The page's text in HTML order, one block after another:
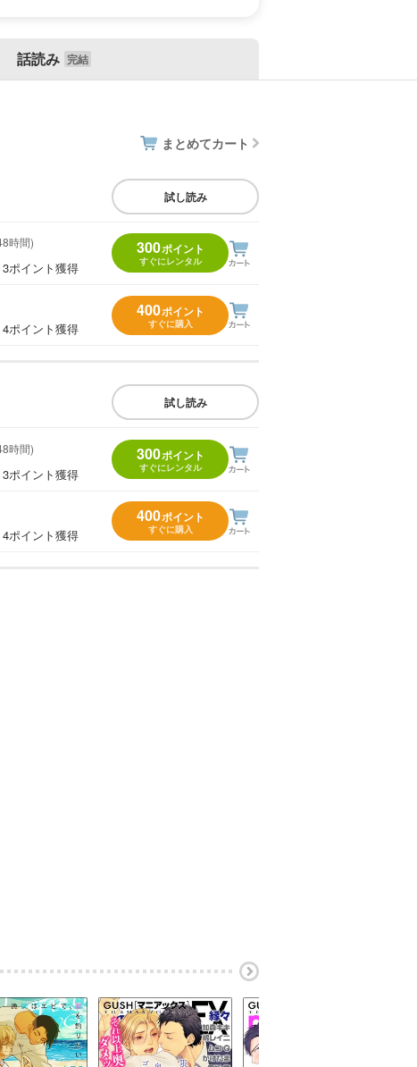
話読み
まとめてカート
試し読み
時間)
3ポイント獲得
300ポイント
すぐにレンタル
4ポイント獲得
400ポイント
すぐに購入
試し読み
時間)
3ポイント獲得
300ポイント
すぐにレンタル
4ポイント獲得
400ポイント
すぐに購入